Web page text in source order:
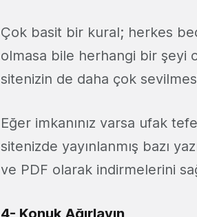
Çok basit bir kural; herkes
olmasa bile herhangi bir şeyi
sitenizin de daha çok
Eğer imkanınız varsa ufak
sitenizde yayınlanmış bazı
ve PDF olarak indirmelerini
4- Konuk Ağırlayın